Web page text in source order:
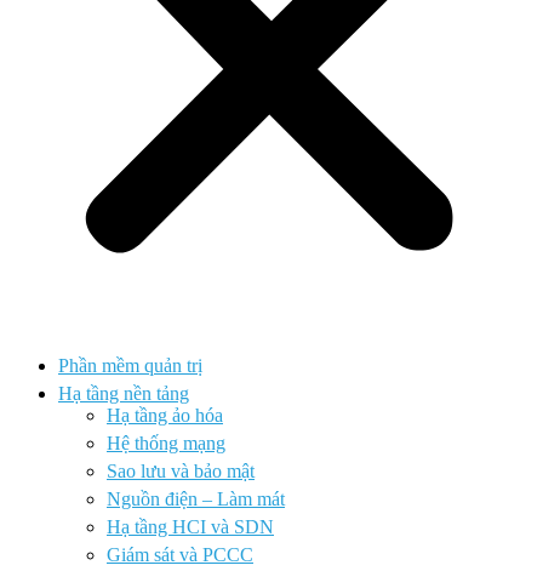
Phần mềm quản trị
Hạ tầng nền tảng
Hạ tầng ảo hóa
Hệ thống mạng
Sao lưu và bảo mật
Nguồn điện – Làm mát
Hạ tầng HCI và SDN
Giám sát và PCCC